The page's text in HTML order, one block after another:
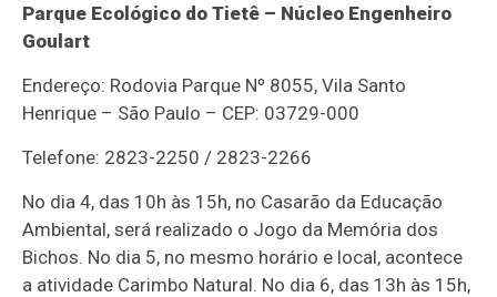
Parque Ecológico do Tietê – Núcleo Engenheiro
Goulart
Endereço: Rodovia Parque Nº 8055, Vila Santo
Henrique – São Paulo – CEP: 03729-000
Telefone: 2823-2250 / 2823-2266
No dia 4, das 10h às 15h, no Casarão da Educação
Ambiental, será realizado o Jogo da Memória dos
Bichos. No dia 5, no mesmo horário e local, acontece
a atividade Carimbo Natural. No dia 6, das 13h às 15h,